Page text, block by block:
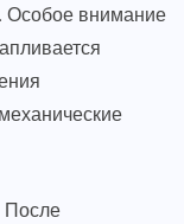
Особое внимание
После